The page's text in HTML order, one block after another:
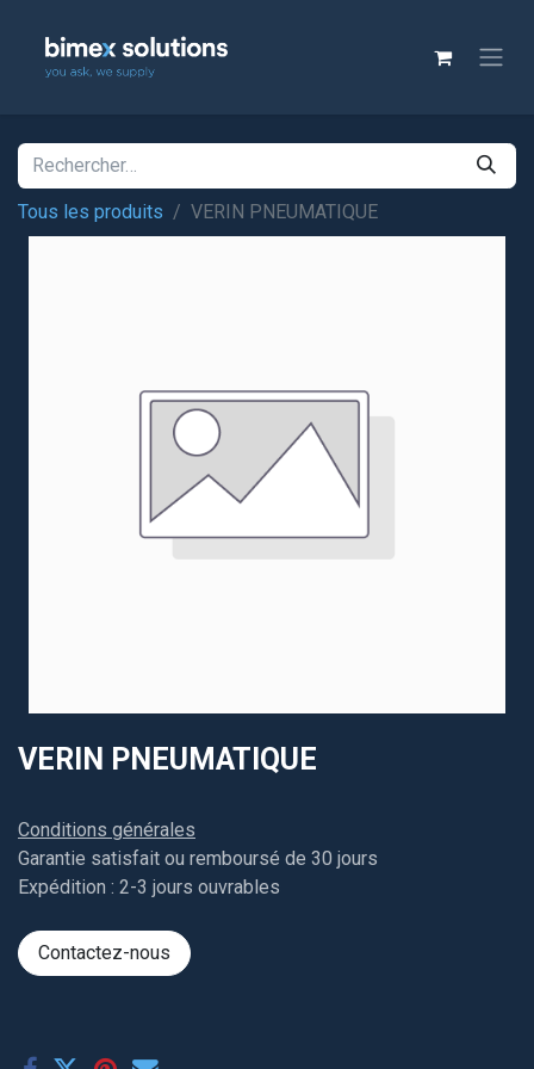
Tous les produits VERIN PNEUMATIQUE
VERIN PNEUMATIQUE
Conditions générales
Garantie satisfait ou remboursé de 30 jours
Expédition : 2-3 jours ouvrables
Contactez-nous